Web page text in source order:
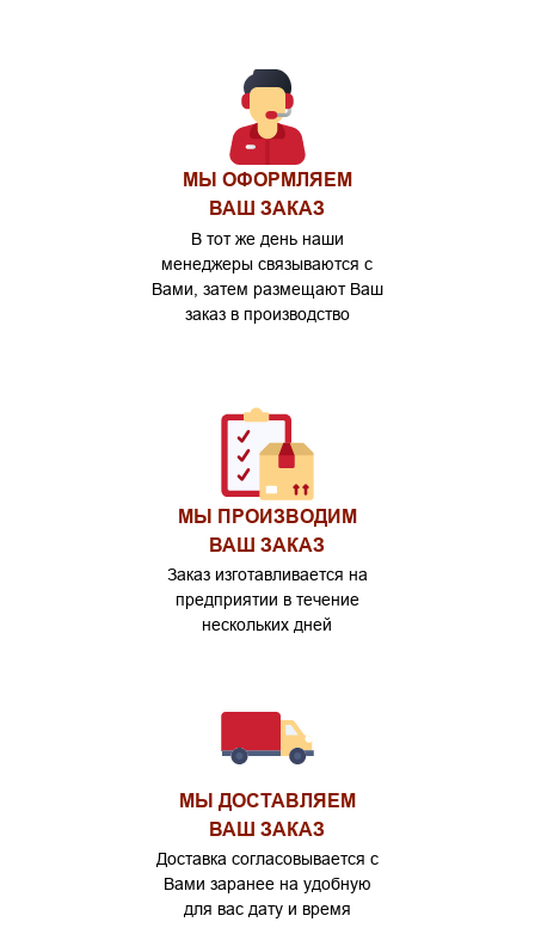
МЫ ДОСТАВЛЯЕМ
ВАШ ЗАКАЗ
Доставка согласовывается с
Вами заранее на удобную
для вас дату и время
МЫ ПРОИЗВОДИМ
ВАШ ЗАКАЗ
Заказ изготавливается на
предприятии в течение
нескольких дней
МЫ ОФОРМЛЯЕМ
ВАШ ЗАКАЗ
В тот же день наши
менеджеры связываются с
Вами, затем размещают Ваш
заказ в производство